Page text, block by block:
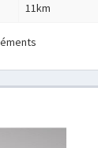
11km